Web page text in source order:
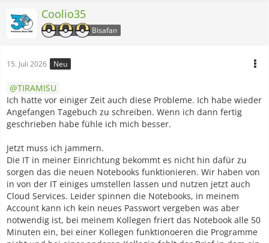
Coolio35
Bisafan
15. Juli 2026 Neu
TIRAMISU
Ich hatte vor einiger Zeit auch diese Probleme. Ich habe wieder
Angefangen Tagebuch zu schreiben. Wenn ich dann fertig
geschrieben habe fühle ich mich besser.
Jetzt muss ich jammern.
Die IT in meiner Einrichtung bekommt es nicht hin dafür zu
sorgen das die neuen Notebooks funktionieren. Wir haben von
in von der IT einiges umstellen lassen und nutzen jetzt auch
Cloud Services. Leider spinnen die Notebooks, in meinem
Account kann ich kein neues Passwort vergeben was aber
notwendig ist, bei meinem Kollegen friert das Notebook alle 50
Minuten ein, bei einer Kollegen funktionoeren die Programme